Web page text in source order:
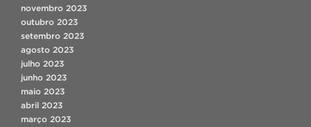
novembro 2023
outubro 2023
setembro 2023
agosto 2023
julho 2023
junho 2023
maio 2023
abril 2023
março 2023